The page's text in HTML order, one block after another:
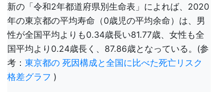
新の「令和2年都道府県別生命表」によれば、2020
年の東京都の平均寿命（0歳児の平均余命）は、男
性が全国平均よりも0.34歳長い81.77歳、女性も全
国平均より0.24歳長く、87.86歳となっている。(参
考： 東京都の 死因構成と全国に比べた死亡リスク
格差グラフ )